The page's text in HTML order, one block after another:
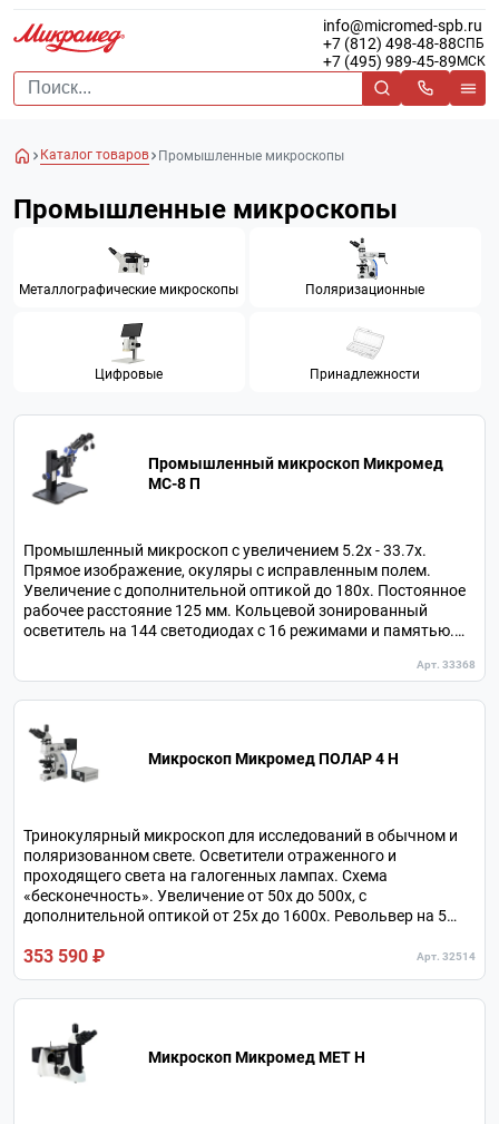
info@micromed-spb.ru
+7 (812) 498-48-88СПБ
+7 (495) 989-45-89 МСК
Каталог товаров Промышленные микроскопы
Промышленные микроскопы
Металлографические микроскопы Поляризационные
Цифровые Принадлежности
Промышленный микроскоп Микромед
MC-8 П
Промышленный микроскоп с увеличением 5.2х - 33.7х.
Прямое изображение, окуляры с исправленным полем.
Увеличение с дополнительной оптикой до 180х. Постоянное
рабочее расстояние 125 мм. Кольцевой зонированный
осветитель на 144 светодиодах с 16 режимами и памятью.
Арт. 33368
Микроскоп Микромед ПОЛАР 4 H
Тринокулярный микроскоп для исследований в обычном и
поляризованном свете. Осветители отраженного и
проходящего света на галогенных лампах. Схема
«бесконечность». Увеличение от 50х до 500х, с
дополнительной оптикой от 25х до 1600х. Револьвер на 5
фокусировкой. Круглый поворотный столик с накладным
препаратоводителем.
353 590 ₽ Арт. 32514
Микроскоп Микромед МЕТ H